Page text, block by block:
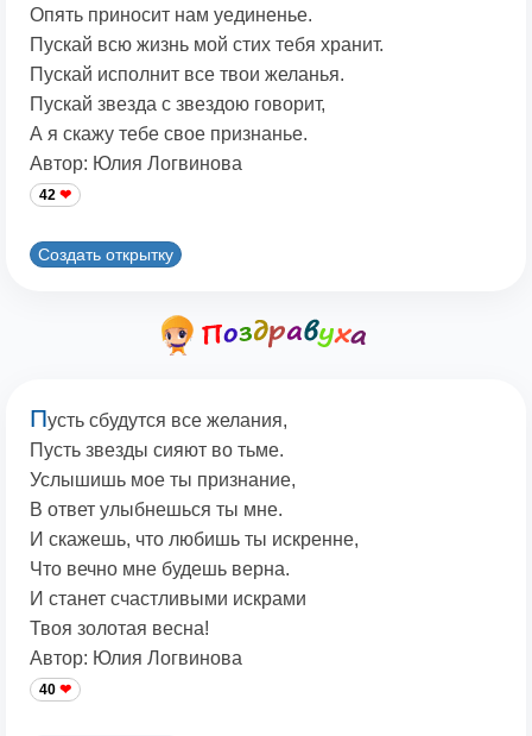
Опять приносит нам уединенье.
Пускай всю жизнь мой стих тебя хранит.
Пускай исполнит все твои желанья.
Пускай звезда с звездою говорит,
А я скажу тебе свое признанье.
Автор: Юлия Логвинова
42
Создать открытку
Пусть сбудутся все желания,
Пусть звезды сияют во тьме.
Услышишь мое ты признание,
В ответ улыбнешься ты мне.
И скажешь, что любишь ты искренне,
Что вечно мне будешь верна.
И станет счастливыми искрами
Твоя золотая весна!
Автор: Юлия Логвинова
40